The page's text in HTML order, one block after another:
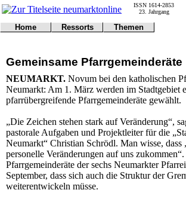
Gemeinsame Pfarrgemeinderäte
NEUMARKT. Novum bei den katholischen
Neumarkt: Am 1. März werden im Stadtgebiet
pfarrübergreifende Pfarrgemeinderäte gewählt.
„Die Zeichen stehen stark auf Veränderung“,
pastorale Aufgaben und Projektleiter für die
Neumarkt“ Christian Schrödl. Man wisse, dass
personelle Veränderungen auf uns
Pfarrgemeinderäte der sechs Neumarkter
September, dass sich auch die Struktur der
weiterentwickeln müsse.
ISSN 1614-2853
23. Jahrgang
Home
Notfall
Impressum
Ressorts
Wirtschaft
Sport
Polizei
Wetter
Themen
Gericht
Online
Gesundheit
Tipps
Statistiken
@NM
Freizeit
Leute
Tiere
Schule